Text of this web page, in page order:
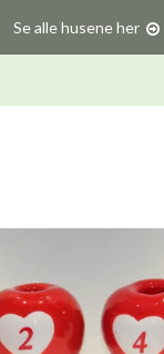
Se alle husene her